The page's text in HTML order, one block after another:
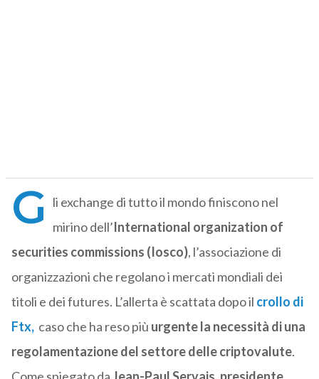
G li exchange di tutto il mondo finiscono nel
mirino dell’International organization of
securities commissions (Iosco), l’associazione di
organizzazioni che regolano i mercati mondiali dei
titoli e dei futures. L’allerta è scattata dopo il crollo di
Ftx, caso che ha reso più urgente la necessità di una
regolamentazione del settore delle criptovalute.